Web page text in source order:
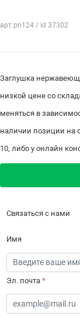
арт.pn124 / id 37302
Заглушка
низкой цене со
меняться в
наличии позиции на
10, либо у онлайн
Связаться с нами
Имя
Эл. почта *